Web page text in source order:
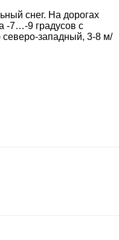
снег. На дорогах
-7…-9 градусов с
северо-западный, 3-8 м/